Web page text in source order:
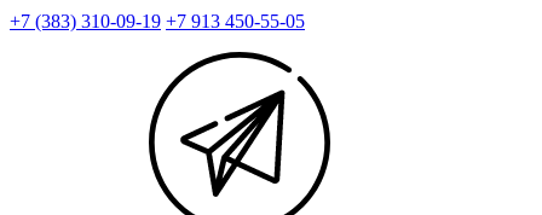
+7 (383) 310-09-19 +7 913 450-55-05